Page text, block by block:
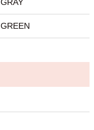
GRAY
GREEN